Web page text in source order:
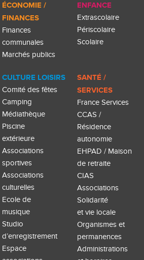
ÉCONOMIE /
FINANCES
Finances
communales
Marchés publics
ENFANCE
Extrascolaire
Périscolaire
Scolaire
CULTURE LOISIRS
Comité des fêtes
Camping
Médiathèque
Piscine
extérieure
Associations
sportives
Associations
culturelles
Ecole de
musique
Studio
d’enregistrement
Espace
SANTÉ /
SERVICES
France Services
CCAS /
Résidence
autonomie
EHPAD / Maison
de retraite
CIAS
Associations
Solidarité
et vie locale
Organismes et
permanences
Administrations